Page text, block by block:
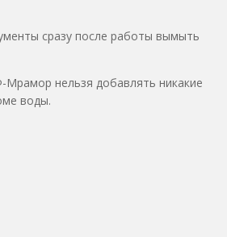
сразу после работы вымыть
нельзя добавлять никакие
воды.